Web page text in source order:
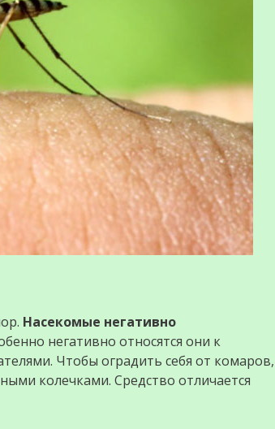
Насекомые негативно
негативно относятся они к
Чтобы оградить себя от комаров,
колечками. Средство отличается